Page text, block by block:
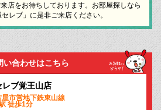
店をお待ちしております。お部屋探しなら
レブ」に是非ご来店ください。
い合わせはこちら
レブ覚王山店
屋市営地下鉄東山線
徒歩1分